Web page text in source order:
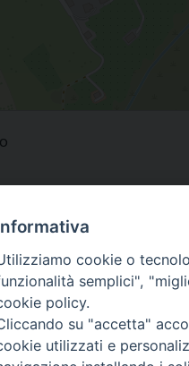
cookie o
semplici",
policy.
su "accetta"
utilizzati e